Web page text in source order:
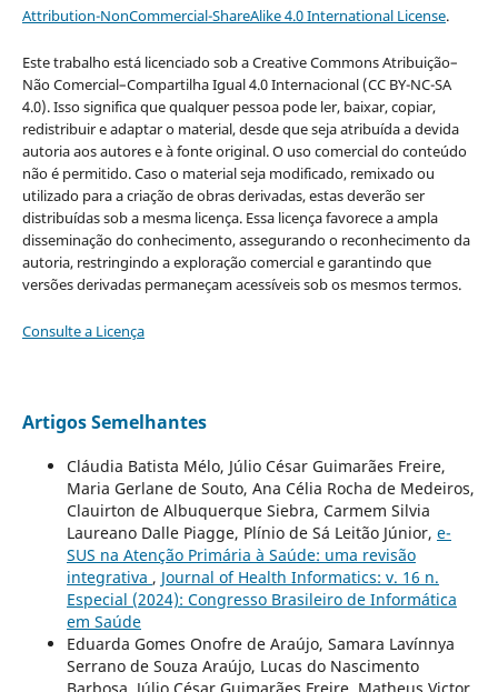
Attribution-NonCommercial-ShareAlike 4.0 International License.
Este trabalho está licenciado sob a Creative Commons Atribuição–
Não Comercial–Compartilha Igual 4.0 Internacional (CC BY-NC-SA
4.0). Isso significa que qualquer pessoa pode ler, baixar, copiar,
redistribuir e adaptar o material, desde que seja atribuída a devida
autoria aos autores e à fonte original. O uso comercial do conteúdo
não é permitido. Caso o material seja modificado, remixado ou
utilizado para a criação de obras derivadas, estas deverão ser
distribuídas sob a mesma licença. Essa licença favorece a ampla
disseminação do conhecimento, assegurando o reconhecimento da
autoria, restringindo a exploração comercial e garantindo que
versões derivadas permaneçam acessíveis sob os mesmos termos.
Consulte a Licença
Artigos Semelhantes
Cláudia Batista Mélo, Júlio César Guimarães Freire,
Maria Gerlane de Souto, Ana Célia Rocha de Medeiros,
Clauirton de Albuquerque Siebra, Carmem Silvia
Laureano Dalle Piagge, Plínio de Sá Leitão Júnior, e-
SUS na Atenção Primária à Saúde: uma revisão
integrativa , Journal of Health Informatics: v. 16 n.
Especial (2024): Congresso Brasileiro de Informática
em Saúde
Eduarda Gomes Onofre de Araújo, Samara Lavínnya
Serrano de Souza Araújo, Lucas do Nascimento